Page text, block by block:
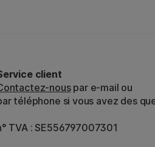
client
nouspar e-mail ou
téléphone si vous avez des
TVA : SE556797007301